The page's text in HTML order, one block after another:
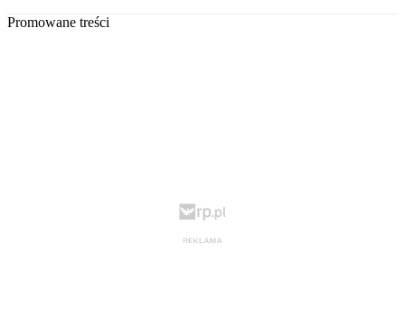
Promowane treści